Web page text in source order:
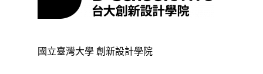
國立臺灣大學 創新設計學院
學院簡介
業務單位
相關計畫